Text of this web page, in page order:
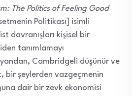
The Politics of Feeling Good
Politikası] isimli
davranışları kişisel bir
tanımlamayı
Cambridgeli düşünür ve
bir şeylerden vazgeçmenin
dair bir zevk ekonomisi